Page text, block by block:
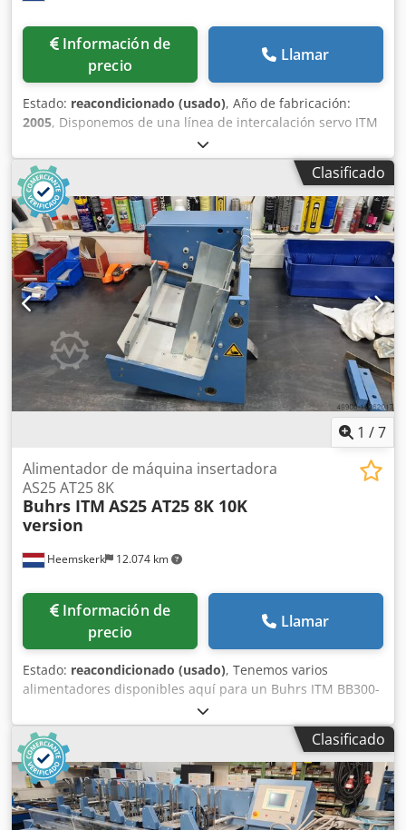
Información de
precio
Llamar
Estado: reacondicionado (usado), Año de fabricación:
2005, Disponemos de una línea de intercalación servo ITM
CS400 de Buhrs. ¿Su máquina es demasiado corta? Con
esta línea dispondrá inmediatamente de 6 alimentadores
adicionales. Construida en 2005 y poco usada. Sin
embargo vendemos esta línea de acopio después de un
mantenimiento completo y podemos equiparla con
alimentadores. Disponemos de alimentadores rotativos y
de fricción. Cjdpfeq T Nvcjx Apmsrf
Clasificado
1 /7
Heemskerk 12.074 km
Alimentador de máquina insertadora
AS25 AT25 8K
Buhrs ITM AS25 AT25 8K 10K
version
Información de
precio
Llamar
Estado: reacondicionado (usado), Tenemos varios
alimentadores disponibles aquí para un Buhrs ITM BB300-
er 8 y 10K versiion. Alimentador de deslizamiento AS25
versión 8K y 10K AT25 alimentador de rotación para 8K y
10K versión Codpfx Apjtuk Rbemsrf Póngase en contacto
con nosotros y díganos lo que necesita. ¡Seguro que
tenemos la solución adecuada para usted!
Clasificado